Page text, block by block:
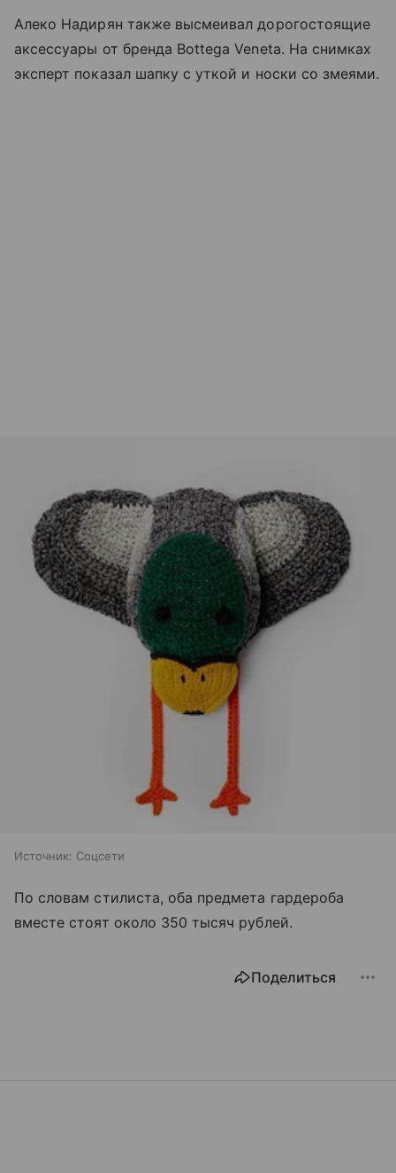
Алеко Надирян также высмеивал дорогостоящие
аксессуары от бренда Bottega Veneta. На снимках
эксперт показал шапку с уткой и носки со змеями.
Источник: Соцсети
По словам стилиста, оба предмета гардероба
вместе стоят около 350 тысяч рублей.
Поделиться